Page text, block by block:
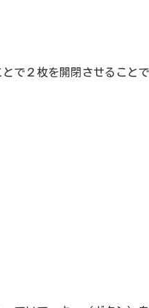
で２枚を開閉させることで